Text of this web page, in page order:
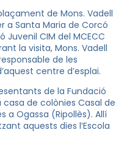
de Mons. Vadell
a Santa Maria de Corcó
Juvenil CIM del MCECC
la visita, Mons. Vadell
de les
centre d’esplai.
de la Fundació
de colònies Casal de
a Ogassa (Ripollès). Allí
aquests dies l’Escola